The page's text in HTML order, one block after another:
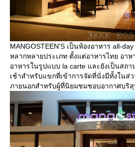
MANGOSTEEN'S เป็นห้องอาหาร all-
หลากหลายประเภท ตั้งแต่อาหารไทย อา
อาหารในรูปแบบ la carte และยังเป็นสถ
เช้าสำหรับแขกที่เข้าการจัดที่นั่งมีทั้งในส่
ภายนอกสำหรับผู้ที่นิยมชมชอบอากาศบริ